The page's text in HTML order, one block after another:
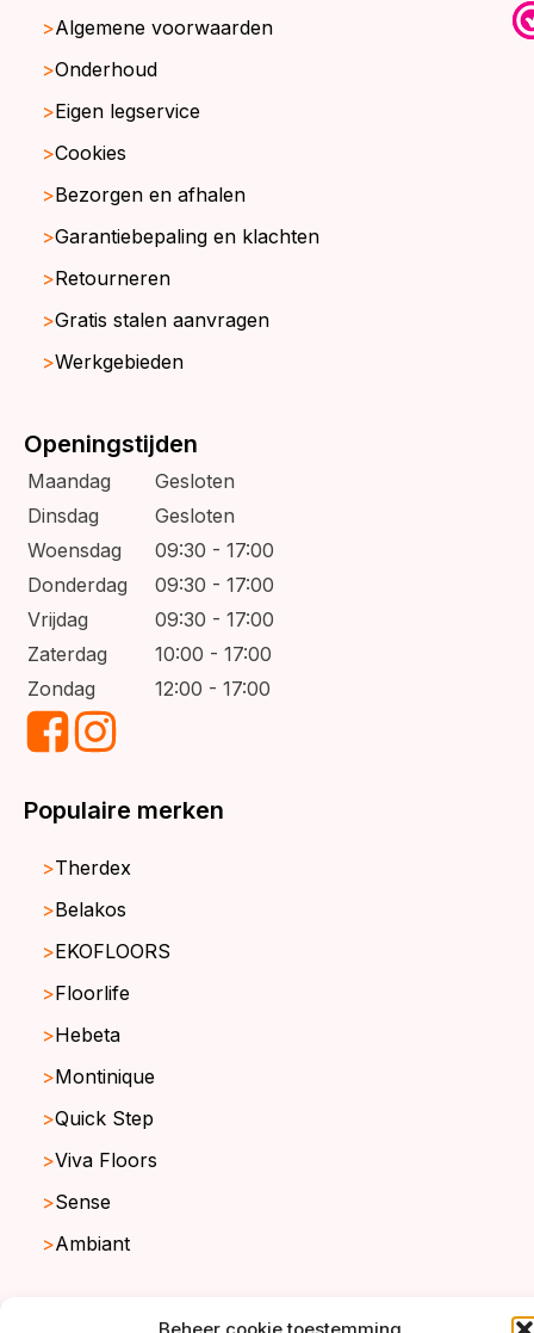
Algemene voorwaarden
Onderhoud
Eigen legservice
Cookies
Bezorgen en afhalen
Garantiebepaling en klachten
Retourneren
Gratis stalen aanvragen
Werkgebieden
Openingstijden
Maandag
Gesloten
Dinsdag
Gesloten
Woensdag
09:30 - 17:00
Donderdag
09:30 - 17:00
Vrijdag
09:30 - 17:00
Zaterdag
10:00 - 17:00
Zondag
12:00 - 17:00
Populaire merken
Therdex
Belakos
EKOFLOORS
Floorlife
Hebeta
Montinique
Quick Step
Viva Floors
Sense
Ambiant